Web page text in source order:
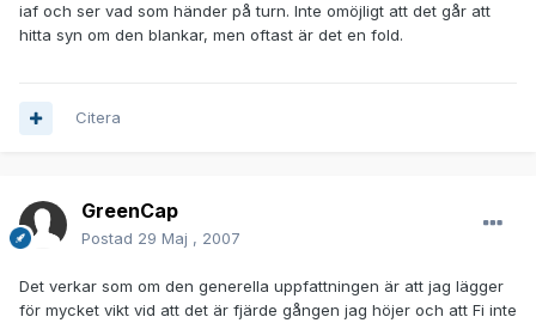
iaf och ser vad som händer på turn. Inte omöjligt att det går att
hitta syn om den blankar, men oftast är det en fold.
Citera
GreenCap
Postad 29 Maj , 2007
Det verkar som om den generella uppfattningen är att jag lägger
för mycket vikt vid att det är fjärde gången jag höjer och att Fi inte